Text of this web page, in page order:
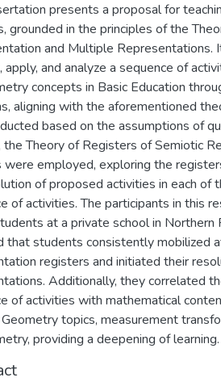
presents a proposal for
grounded in the principles of the
and Multiple Representations.
apply, and analyze a sequence of
concepts in Basic Education
aligning with the aforementioned
based on the assumptions of
the Theory of Registers of Semiotic
were employed, exploring the
of proposed activities in each of
of activities. The participants in this
at a private school in Northern
that students consistently mobilized
registers and initiated their
Additionally, they correlated
of activities with mathematical
topics, measurement
providing a deepening of learning.